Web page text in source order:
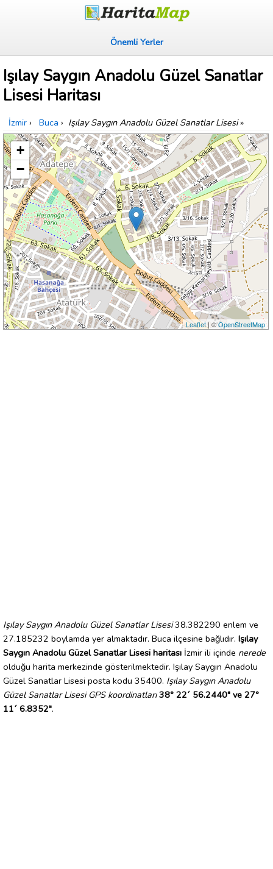
Önemli Yerler
Işılay Saygın Anadolu Güzel Sanatlar
Lisesi Haritası
İzmir › Buca › Işılay Saygın Anadolu Güzel Sanatlar Lisesi»
+
−
Leaflet| ©OpenStreetMap
Işılay Saygın Anadolu Güzel Sanatlar Lisesi38.382290 enlem ve
27.185232 boylamda yer almaktadır. Buca ilçesine bağlıdır. Işılay
Saygın Anadolu Güzel Sanatlar Lisesi haritası İzmir ili içinde nerede
olduğu harita merkezinde gösterilmektedir. Işılay Saygın Anadolu
Güzel Sanatlar Lisesi posta kodu 35400. Işılay Saygın Anadolu
Güzel Sanatlar Lisesi GPS koordinatları 38° 22´ 56.2440" ve 27°
11´ 6.8352".